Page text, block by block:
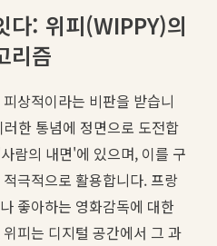
다: 위피(WIPPY)의
리즘
상적이라는 비판을 받습니
한 통념에 정면으로 도전합
람의 내면'에 있으며, 이를 구
극적으로 활용합니다. 프랑
좋아하는 영화감독에 대한
피는 디지털 공간에서 그 과